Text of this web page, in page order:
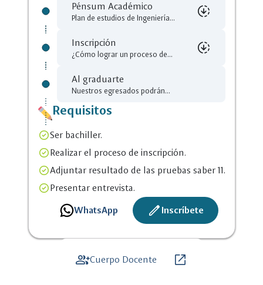
Plan de estudios de Ingeniería...
Pénsum Académico downloading
Selecciona un
Archivo para descarga close
DIG_Ingenieria_quimica.pdf
¿Cómo lograr un proceso de...
Inscripción downloading
Selecciona un
Archivo para descarga
downloadingpcion_exitoso_29.pdf
Nuestros egresados podrán...
Al graduarte
Requisitos
Ser bachiller.
Realizar el proceso de inscripción.
Adjuntar resultado de las pruebas saber 11.
Presentar entrevista.
WhatsApp
create Inscríbete
group_addCuerpo Docente open_in_new